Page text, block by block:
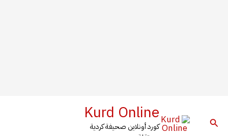
البحث Kurd Online
كورد أونلاين صحيفة كردية